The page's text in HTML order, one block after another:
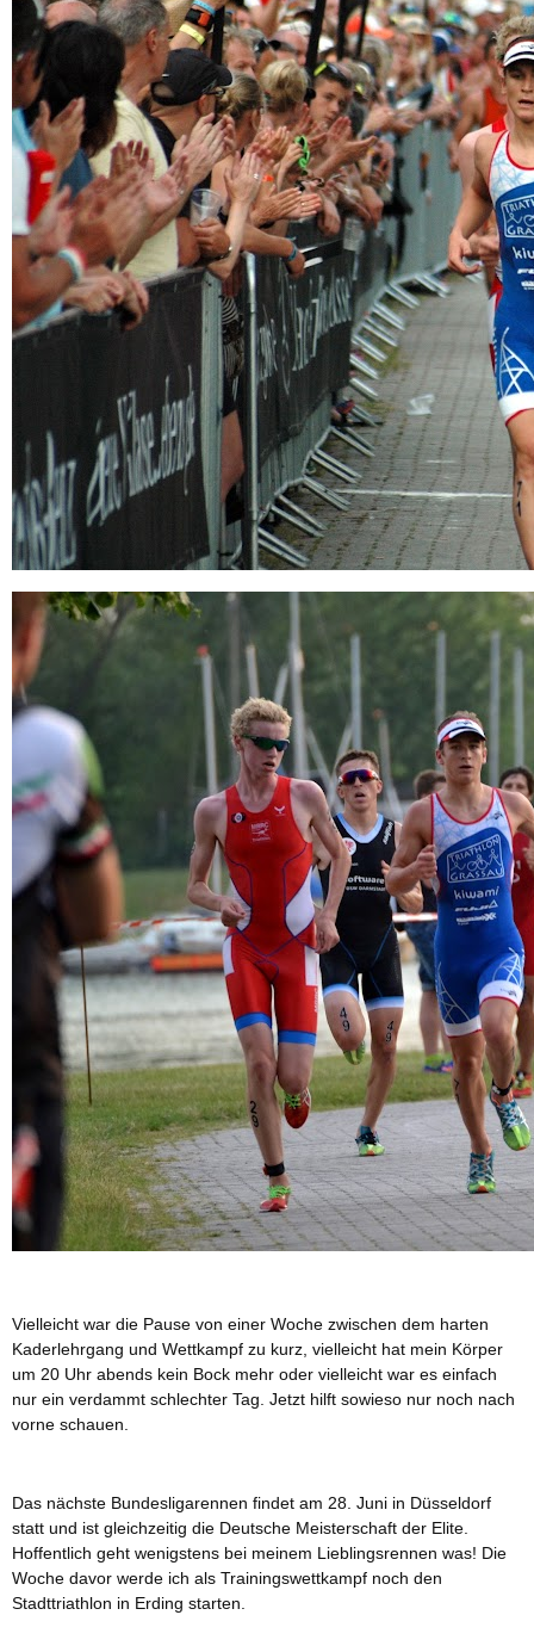
Vielleicht war die Pause von einer Woche zwischen dem harten
Kaderlehrgang und Wettkampf zu kurz, vielleicht hat mein Körper
um 20 Uhr abends kein Bock mehr oder vielleicht war es einfach
nur ein verdammt schlechter Tag. Jetzt hilft sowieso nur noch nach
vorne schauen.
Das nächste Bundesligarennen findet am 28. Juni in Düsseldorf
statt und ist gleichzeitig die Deutsche Meisterschaft der Elite.
Hoffentlich geht wenigstens bei meinem Lieblingsrennen was! Die
Woche davor werde ich als Trainingswettkampf noch den
Stadttriathlon in Erding starten.